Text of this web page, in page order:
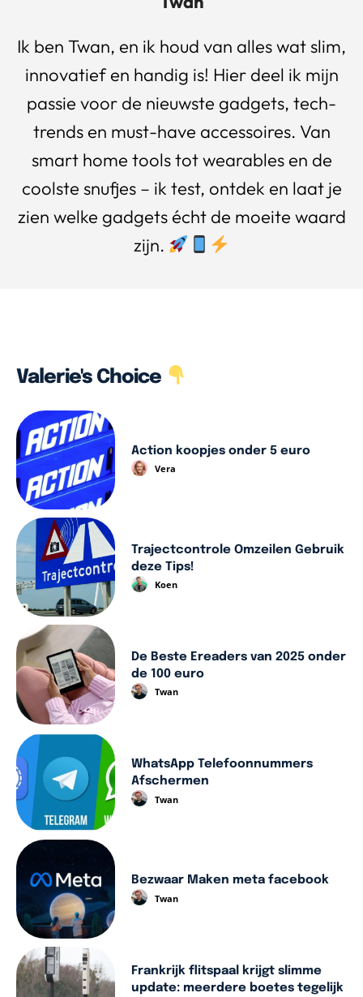
Ik ben Twan, en ik houd van alles wat slim,
innovatief en handig is! Hier deel ik mijn
passie voor de nieuwste gadgets, tech-
trends en must-have accessoires. Van
smart home tools tot wearables en de
coolste snufjes – ik test, ontdek en laat je
zien welke gadgets écht de moeite waard
zijn.
Valerie's Choice
Action koopjes onder 5 euro
Vera
Trajectcontrole Omzeilen Gebruik
deze Tips!
Koen
De Beste Ereaders van 2025 onder
de 100 euro
Twan
WhatsApp Telefoonnummers
Afschermen
Twan
Bezwaar Maken meta facebook
Twan
Frankrijk flitspaal krijgt slimme
update: meerdere boetes tegelijk